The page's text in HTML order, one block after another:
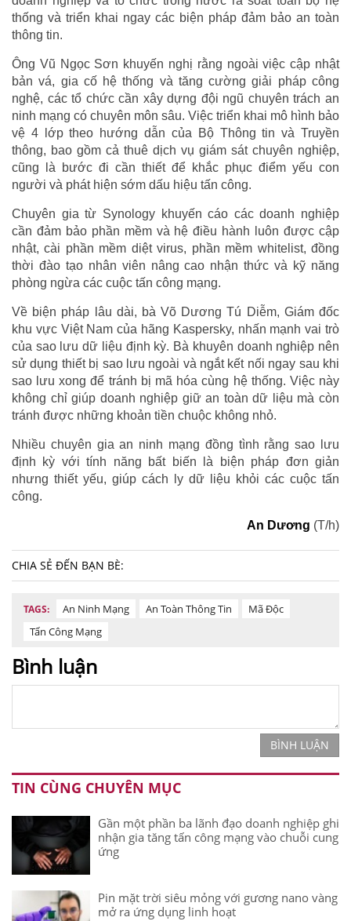
thống và triển khai ngay các biện pháp đảm bảo an toàn
thông tin.
Ông Vũ Ngọc Sơn khuyến nghị rằng ngoài việc cập nhật
bản vá, gia cố hệ thống và tăng cường giải pháp công
nghệ, các tổ chức cần xây dựng đội ngũ chuyên trách an
ninh mạng có chuyên môn sâu. Việc triển khai mô hình bảo
vệ 4 lớp theo hướng dẫn của Bộ Thông tin và Truyền
thông, bao gồm cả thuê dịch vụ giám sát chuyên nghiệp,
cũng là bước đi cần thiết để khắc phục điểm yếu con
người và phát hiện sớm dấu hiệu tấn công.
Chuyên gia từ Synology khuyến cáo các doanh nghiệp
cần đảm bảo phần mềm và hệ điều hành luôn được cập
nhật, cài phần mềm diệt virus, phần mềm whitelist, đồng
thời đào tạo nhân viên nâng cao nhận thức và kỹ năng
phòng ngừa các cuộc tấn công mạng.
Về biện pháp lâu dài, bà Võ Dương Tú Diễm, Giám đốc
khu vực Việt Nam của hãng Kaspersky, nhấn mạnh vai trò
của sao lưu dữ liệu định kỳ. Bà khuyên doanh nghiệp nên
sử dụng thiết bị sao lưu ngoài và ngắt kết nối ngay sau khi
sao lưu xong để tránh bị mã hóa cùng hệ thống. Việc này
không chỉ giúp doanh nghiệp giữ an toàn dữ liệu mà còn
tránh được những khoản tiền chuộc không nhỏ.
Nhiều chuyên gia an ninh mạng đồng tình rằng sao lưu
định kỳ với tính năng bất biến là biện pháp đơn giản
nhưng thiết yếu, giúp cách ly dữ liệu khỏi các cuộc tấn
công.
An Dương (T/h)
CHIA SẺ ĐẾN BẠN BÈ:
TAGS: An Ninh Mạng An Toàn Thông Tin
Mã Độc
Tấn Công Mạng
Bình luận
BÌNH LUẬN
TIN CÙNG CHUYÊN MỤC
Gần một phần ba lãnh đạo doanh nghiệp ghi
nhận gia tăng tấn công mạng vào chuỗi cung
ứng
Pin mặt trời siêu mỏng với gương nano vàng
mở ra ứng dụng linh hoạt